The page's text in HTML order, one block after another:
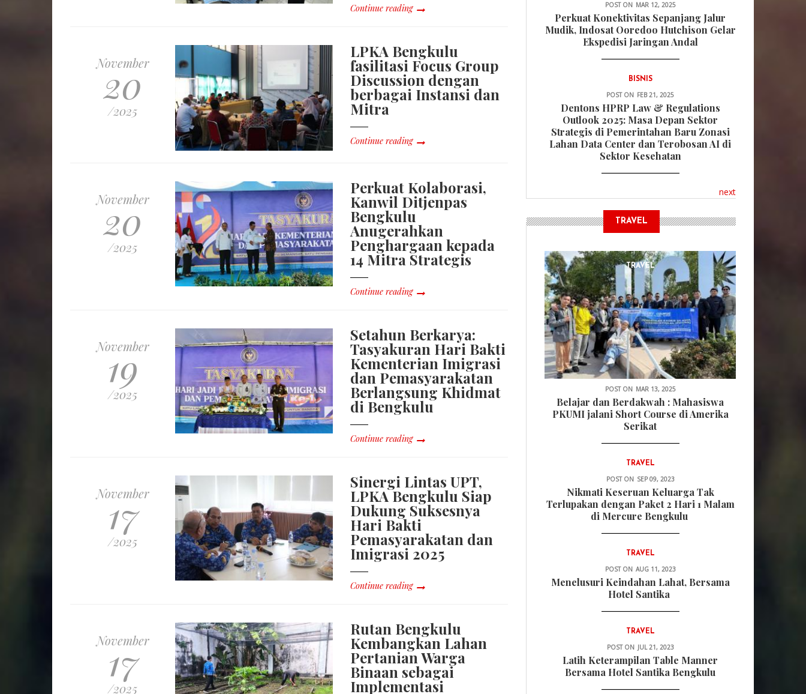
Continue reading
November
20
/2025
LPKA Bengkulu
fasilitasi Focus Group
Discussion dengan
berbagai Instansi dan
Mitra
Continue reading
November
20
/2025
Perkuat Kolaborasi,
Kanwil Ditjenpas
Bengkulu
Anugerahkan
Penghargaan kepada
14 Mitra Strategis
Continue reading
November
19
/2025
Setahun Berkarya:
Tasyakuran Hari Bakti
Kementerian Imigrasi
dan Pemasyarakatan
Berlangsung Khidmat
di Bengkulu
Continue reading
November
17
/2025
Sinergi Lintas UPT,
LPKA Bengkulu Siap
Dukung Suksesnya
Hari Bakti
Pemasyarakatan dan
Imigrasi 2025
Continue reading
November
17
/2025
Rutan Bengkulu
Kembangkan Lahan
Pertanian Warga
Binaan sebagai
Implementasi
POST ON MAR 12, 2025
Perkuat Konektivitas Sepanjang Jalur
Mudik, Indosat Ooredoo Hutchison Gelar
Ekspedisi Jaringan Andal
BISNIS
POST ON FEB 21, 2025
Dentons HPRP Law & Regulations
Outlook 2025: Masa Depan Sektor
Strategis di Pemerintahan Baru Zonasi
Lahan Data Center dan Terobosan AI di
Sektor Kesehatan
next
TRAVEL
TRAVEL
POST ON MAR 13, 2025
Belajar dan Berdakwah : Mahasiswa
PKUMI jalani Short Course di Amerika
Serikat
TRAVEL
POST ON SEP 09, 2023
Nikmati Keseruan Keluarga Tak
Terlupakan dengan Paket 2 Hari 1 Malam
di Mercure Bengkulu
TRAVEL
POST ON AUG 11, 2023
Menelusuri Keindahan Lahat, Bersama
Hotel Santika
TRAVEL
POST ON JUL 21, 2023
Latih Keterampilan Table Manner
Bersama Hotel Santika Bengkulu